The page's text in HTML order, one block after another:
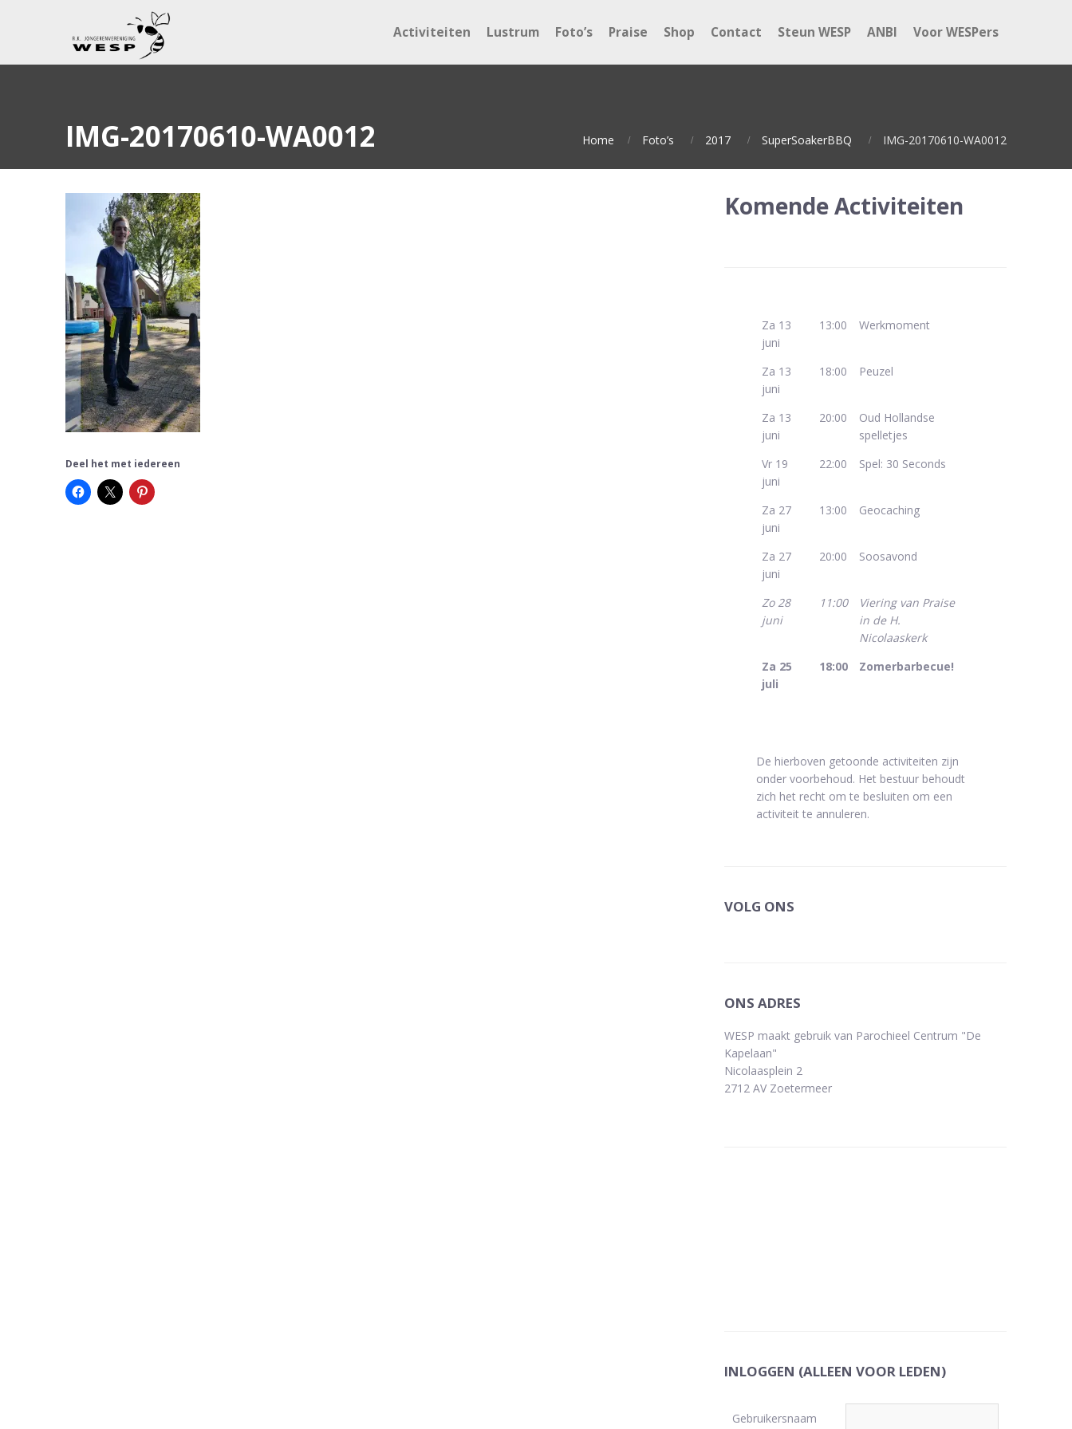
Activiteiten Lustrum Foto’s Praise Shop Contact Steun WESP ANBI Voor WESPers
IMG-20170610-WA0012 Home Foto’s 2017 SuperSoakerBBQ IMG-20170610-WA0012
Deel het met iedereen
Komende Activiteiten
Za 13
juni
13:00 Werkmoment
Za 13
juni
18:00 Peuzel
Za 13
juni
20:00
Oud Hollandse
spelletjes
Vr 19
juni
22:00 Spel: 30 Seconds
Za 27
juni
13:00 Geocaching
Za 27
juni
20:00 Soosavond
Zo 28
juni
11:00
Viering van Praise
in de H.
Nicolaaskerk
Za 25
juli
18:00 Zomerbarbecue!
De hierboven getoonde activiteiten zijn
onder voorbehoud. Het bestuur behoudt
zich het recht om te besluiten om een
activiteit te annuleren.
VOLG ONS
ONS ADRES
WESP maakt gebruik van Parochieel Centrum "De
Kapelaan"
Nicolaasplein 2
2712 AV Zoetermeer
INLOGGEN (ALLEEN VOOR LEDEN)
Gebruikersnaam